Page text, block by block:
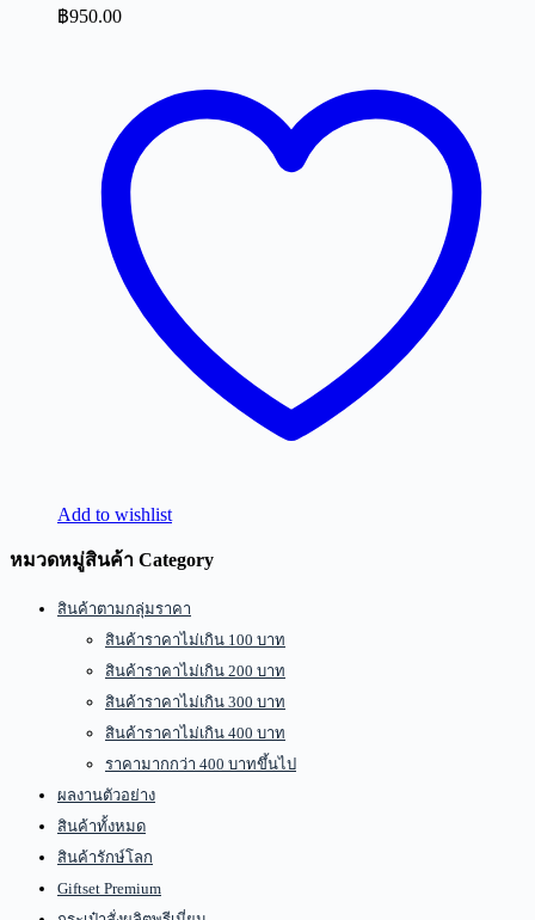
฿950.00
Add to wishlist
หมวดหมู่สินค้า Category
สินค้าตามกลุ่มราคา
สินค้าราคาไม่เกิน 100 บาท
สินค้าราคาไม่เกิน 200 บาท
สินค้าราคาไม่เกิน 300 บาท
สินค้าราคาไม่เกิน 400 บาท
ราคามากกว่า 400 บาทขึ้นไป
ผลงานตัวอย่าง
สินค้าทั้งหมด
สินค้ารักษ์โลก
Giftset Premium